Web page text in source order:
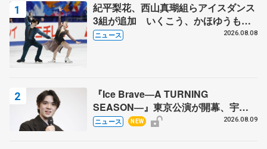
紀平梨花、西山真瑚組らアイスダンス
3組が追加 いくこう、かほゆうも、
木下グループ杯
ニュース 2026.08.08
『Ice Brave―A TURNING
SEASON―』東京公演が開幕、宇野
昌磨の『Ice Brave』にかける思いを
ニュース NEW 2026.08.09